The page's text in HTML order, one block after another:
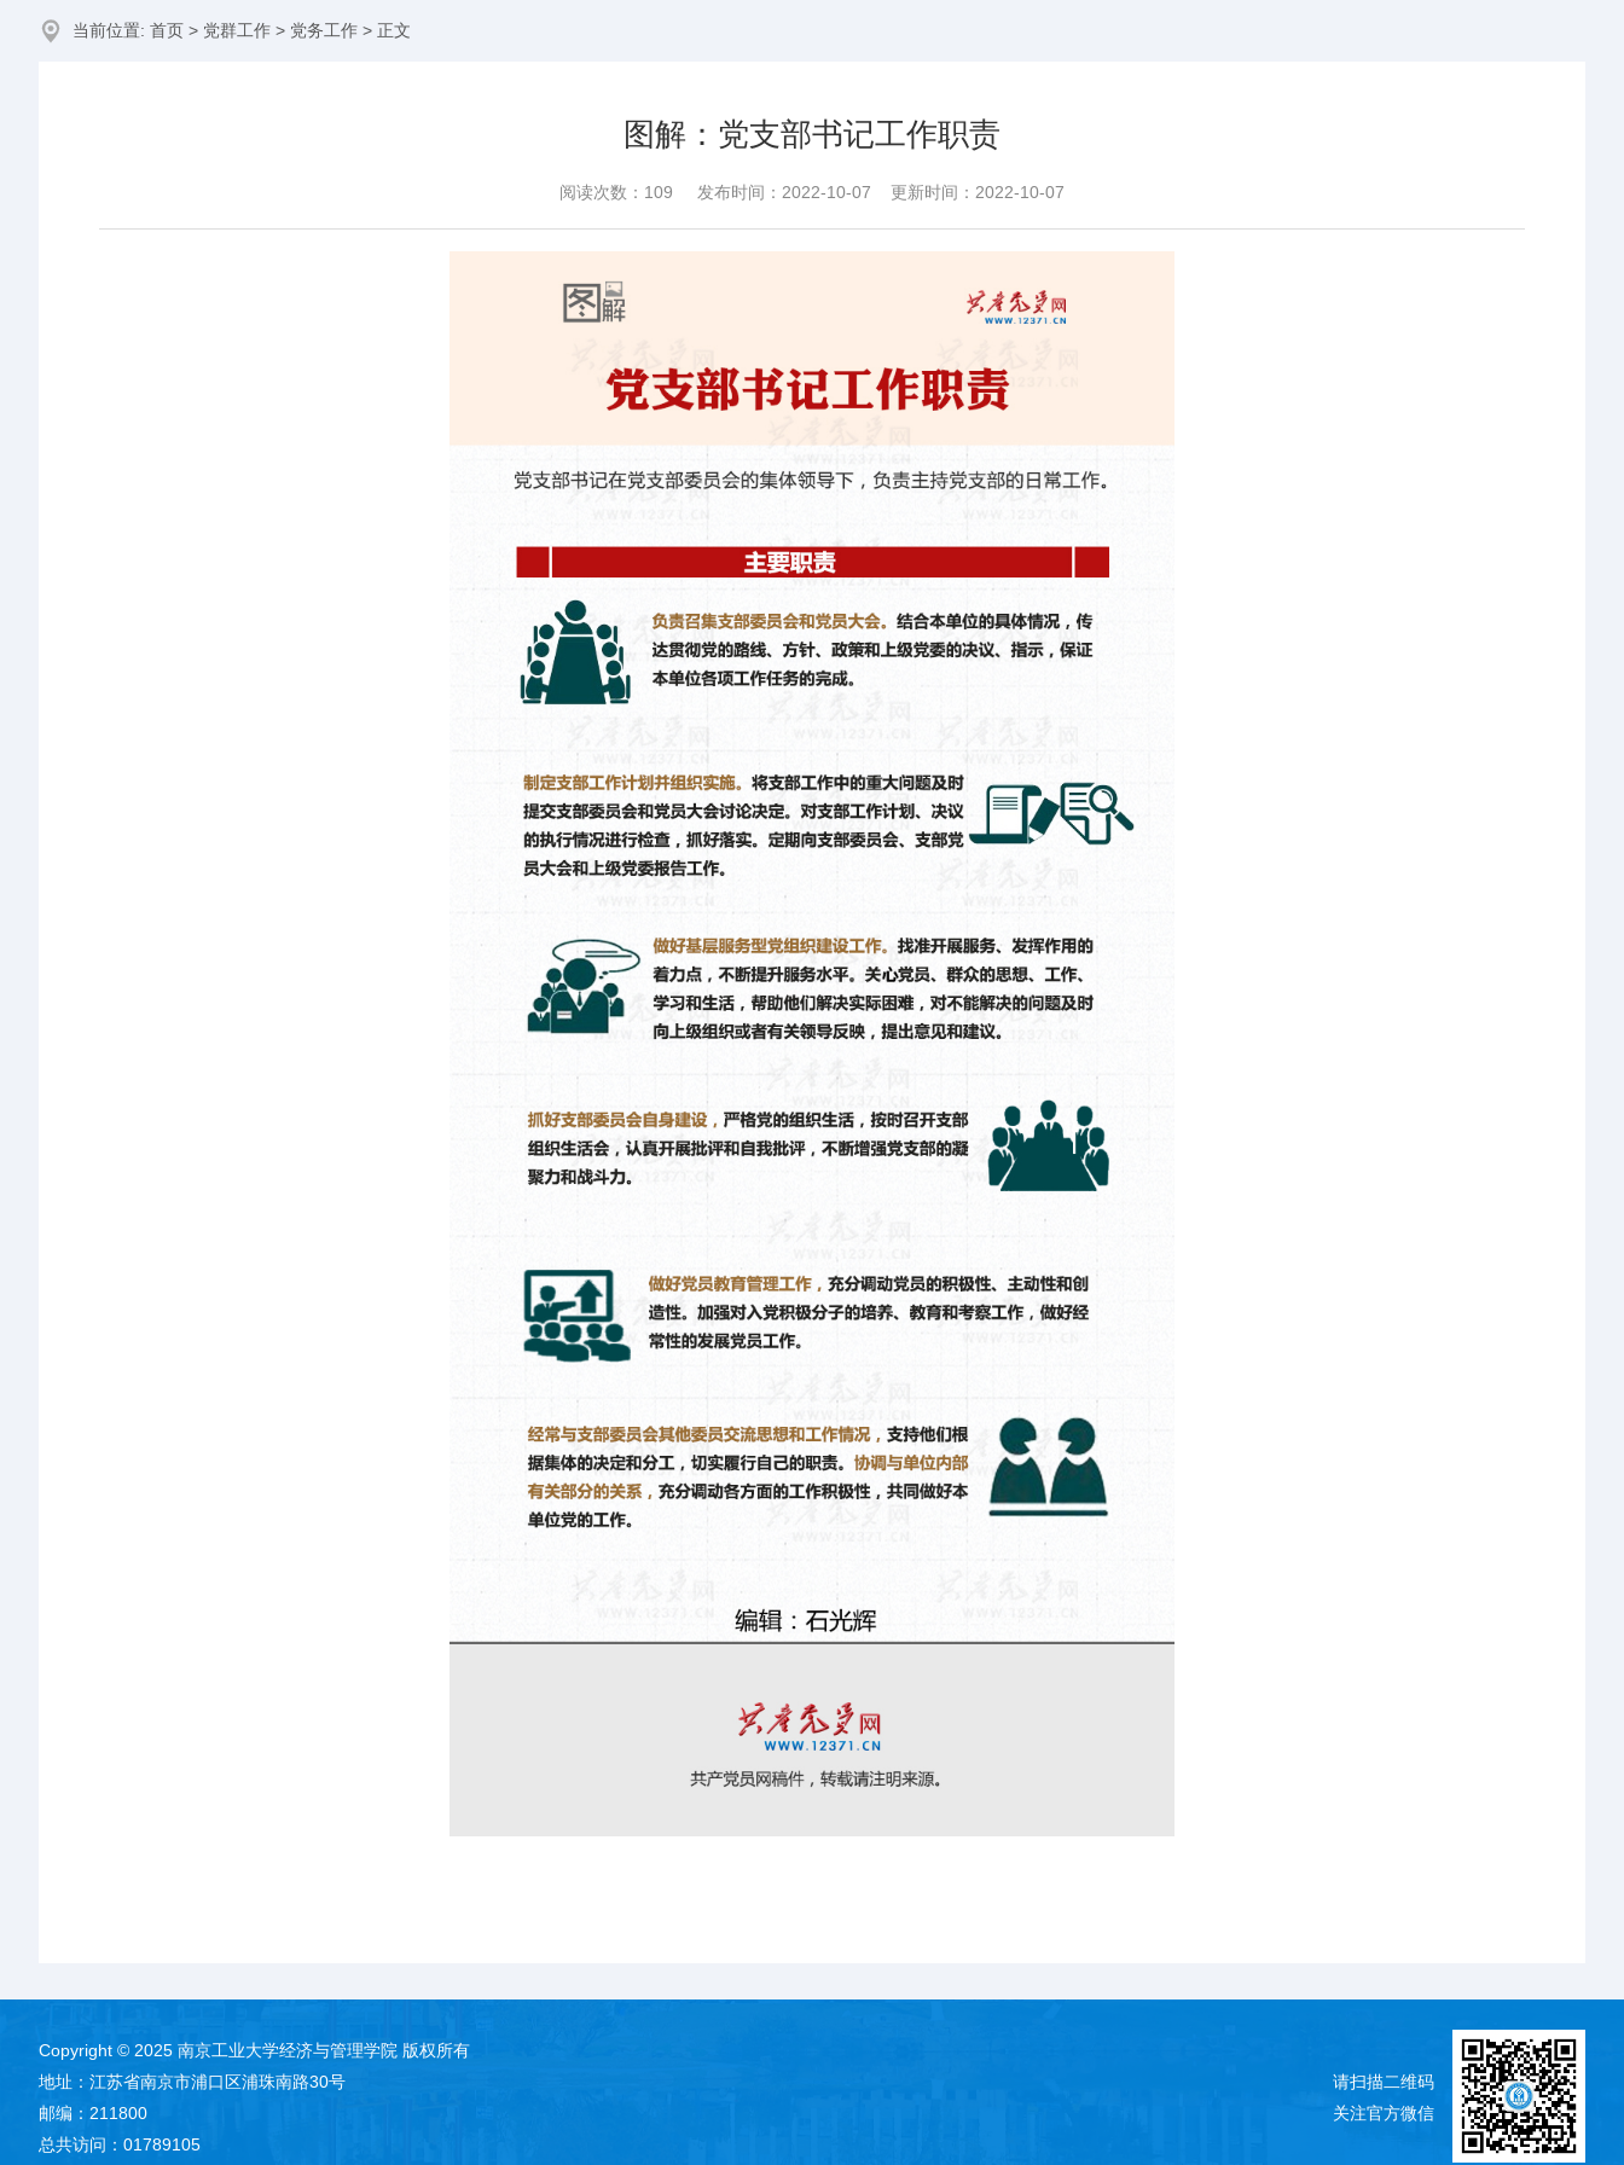
当前位置: 首页 > 党群工作 > 党务工作 > 正文
图解：党支部书记工作职责
阅读次数： 109 发布时间：2022-10-07 更新时间：2022-10-07
Copyright © 2025 南京工业大学经济与管理学院 版权所有
地址：江苏省南京市浦口区浦珠南路30号
邮编：211800
总共访问： 01789105
请扫描二维码
关注官方微信